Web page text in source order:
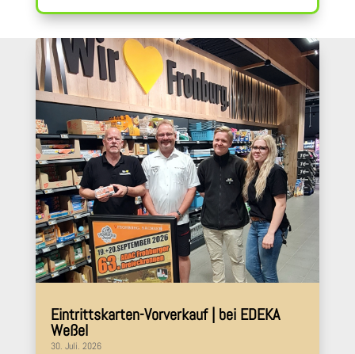
Eintrittskarten-Vorverkauf | bei EDEKA
Weßel
30. Juli. 2026